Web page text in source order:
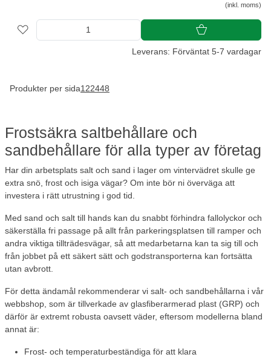
(inkl. moms)
Leverans: Förväntat 5-7 vardagar
Produkter per sida122448
Frostsäkra saltbehållare och
sandbehållare för alla typer av företag
Har din arbetsplats salt och sand i lager om vintervädret skulle ge
extra snö, frost och isiga vägar? Om inte bör ni överväga att
investera i rätt utrustning i god tid.
Med sand och salt till hands kan du snabbt förhindra fallolyckor och
säkerställa fri passage på allt från parkeringsplatsen till ramper och
andra viktiga tillträdesvägar, så att medarbetarna kan ta sig till och
från jobbet på ett säkert sätt och godstransporterna kan fortsätta
utan avbrott.
För detta ändamål rekommenderar vi salt- och sandbehållarna i vår
webbshop, som är tillverkade av glasfiberarmerad plast (GRP) och
därför är extremt robusta oavsett väder, eftersom modellerna bland
annat är:
Frost- och temperaturbeständiga för att klara